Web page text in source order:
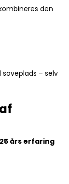
den
– selv
25 års erfaring